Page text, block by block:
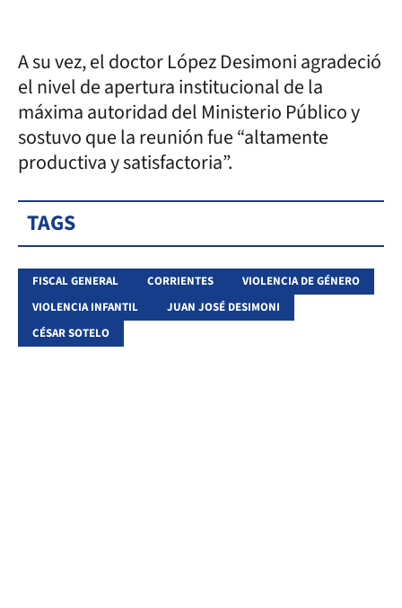
A su vez, el doctor López Desimoni agradeció
el nivel de apertura institucional de la
máxima autoridad del Ministerio Público y
sostuvo que la reunión fue “altamente
productiva y satisfactoria”.
TAGS
FISCAL GENERAL CORRIENTES
VIOLENCIA DE GÉNERO
VIOLENCIA INFANTIL
JUAN JOSÉ DESIMONI
CÉSAR SOTELO